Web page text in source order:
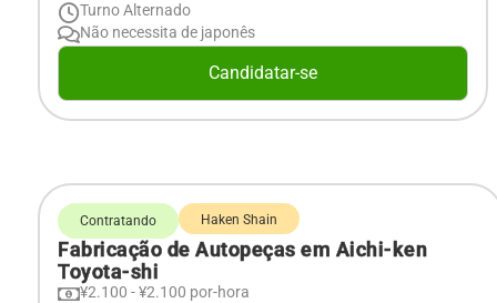
Turno Alternado
Não necessita de japonês
Candidatar-se
Contratando Haken Shain
Fabricação de Autopeças em Aichi-ken
Toyota-shi
¥2.100 - ¥2.100 por-hora